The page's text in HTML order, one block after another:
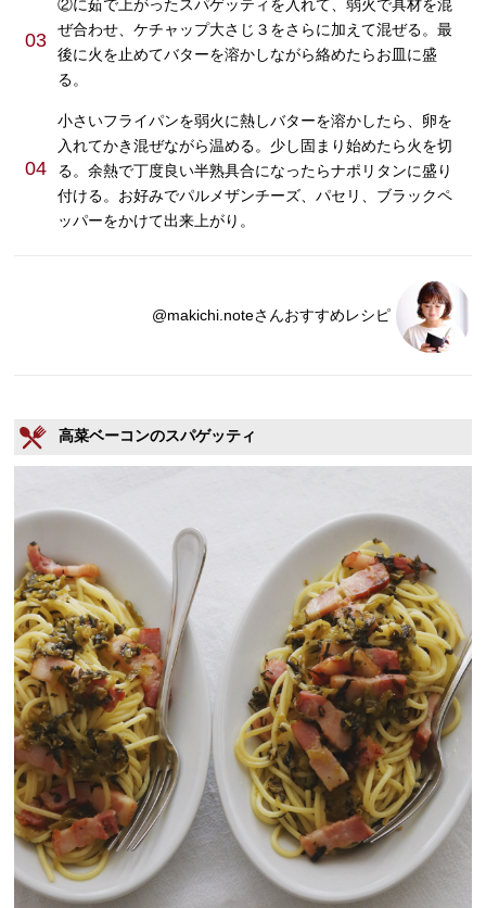
03
②に茹で上がったスパゲッティを入れて、弱火で具材を混
ぜ合わせ、ケチャップ大さじ３をさらに加えて混ぜる。最
後に火を止めてバターを溶かしながら絡めたらお皿に盛
る。
04
小さいフライパンを弱火に熱しバターを溶かしたら、卵を
入れてかき混ぜながら温める。少し固まり始めたら火を切
る。余熱で丁度良い半熟具合になったらナポリタンに盛り
付ける。お好みでパルメザンチーズ、パセリ、ブラックペ
ッパーをかけて出来上がり。
@makichi.noteさんおすすめレシピ
高菜ベーコンのスパゲッティ